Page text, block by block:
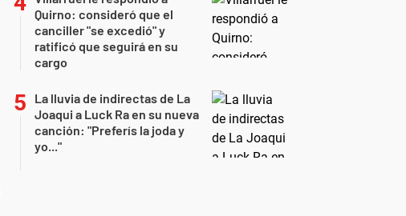
Quirno: consideró que el
canciller "se excedió" y
ratificó que seguirá en su
cargo
La lluvia de indirectas de La
Joaqui a Luck Ra en su nueva
canción: "Preferís la joda y
yo..."